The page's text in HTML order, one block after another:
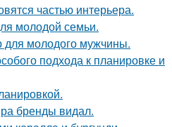
частью интерьера.
молодой семьи.
молодого мужчины.
подхода к планировке и
бренды видал.